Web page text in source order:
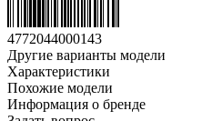
4772044000143
Другие варианты модели
Характеристики
Похожие модели
Информация о бренде